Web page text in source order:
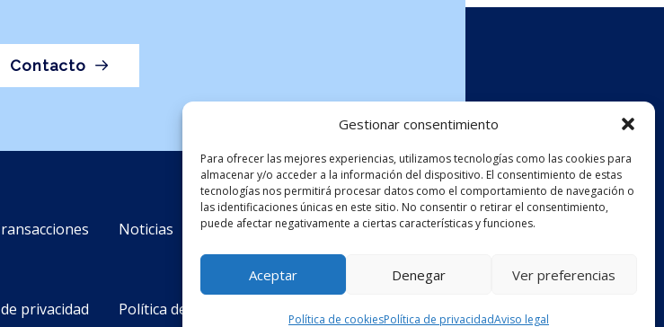
Gestionar consentimiento
Para ofrecer las mejores experiencias, utilizamos tecnologías como las cookies para
almacenar y/o acceder a la información del dispositivo. El consentimiento de estas
tecnologías nos permitirá procesar datos como el comportamiento de navegación o
las identificaciones únicas en este sitio. No consentir o retirar el consentimiento,
puede afectar negativamente a ciertas características y funciones.
Aceptar Denegar Ver preferencias
Política de cookiesPolítica de privacidadAviso legal
Contacto
Noticias Contacto
Síguenos
privacidad Política de cookies (UE)